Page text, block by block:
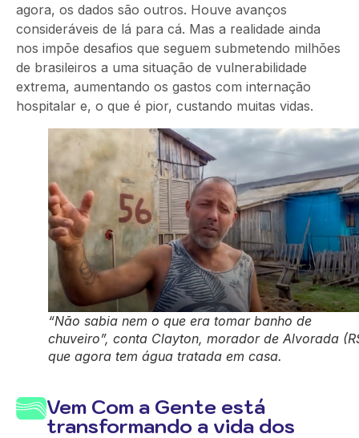
agora, os dados são outros. Houve avanços
consideráveis de lá para cá. Mas a realidade ainda
nos impõe desafios que seguem submetendo milhões
de brasileiros a uma situação de vulnerabilidade
extrema, aumentando os gastos com internação
hospitalar e, o que é pior, custando muitas vidas.
“Não sabia nem o que era tomar banho de
chuveiro”, conta Clayton, morador de Alvorada
que agora tem água tratada em casa.
Vem Com a Gente está
transformando a vida dos